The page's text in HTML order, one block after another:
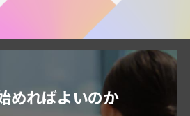
めればよいのか